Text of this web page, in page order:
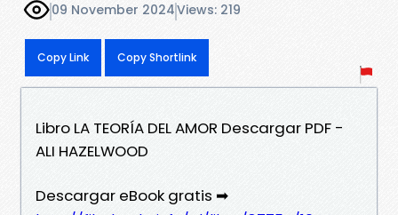
09 November 2024Views: 219
Copy Link Copy Shortlink
Libro LA TEORÍA DEL AMOR Descargar PDF -
ALI HAZELWOOD
Descargar eBook gratis ➡